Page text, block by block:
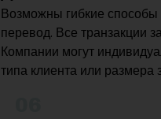
Возможны гибкие способы
перевод. Все транзакции
Компании могут
типа клиента или размера